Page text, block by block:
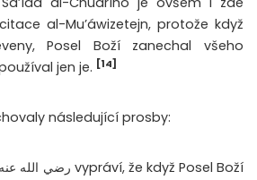
al-Mu’áwizetejn, protože když
Posel Boží zanechal všeho
jen je. [14]
následující prosby: